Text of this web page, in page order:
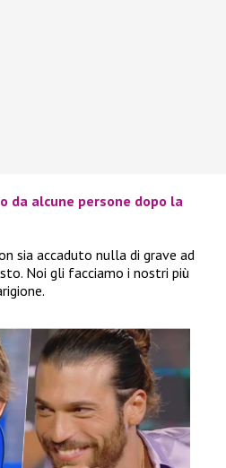
da alcune persone dopo la
sia accaduto nulla di grave ad
Noi gli facciamo i nostri più